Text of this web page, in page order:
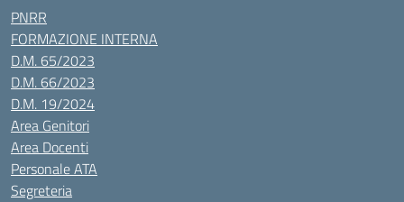
PNRR
FORMAZIONE INTERNA
D.M. 65/2023
D.M. 66/2023
D.M. 19/2024
Area Genitori
Area Docenti
Personale ATA
Segreteria